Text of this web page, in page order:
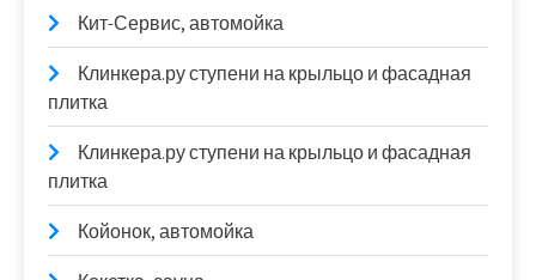
Кит-Сервис, автомойка
Клинкера.ру ступени на крыльцо и фасадная
плитка
Клинкера.ру ступени на крыльцо и фасадная
плитка
Койонок, автомойка